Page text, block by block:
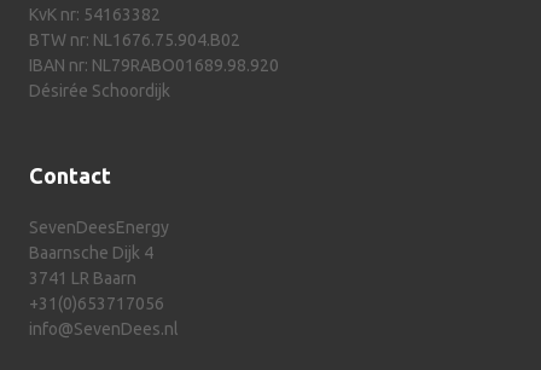
KvK nr: 54163382
BTW nr: NL1676.75.904.B02
IBAN nr: NL79RABO01689.98.920
Désirée Schoordijk
Contact
SevenDeesEnergy
Baarnsche Dijk 4
3741 LR Baarn
+31(0)653717056
info@SevenDees.nl